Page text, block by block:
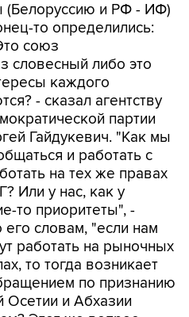
(Белоруссию и РФ - ИФ)
то определились:
союз
словесный либо это
каждого
- сказал агентству
партии
Гайдукевич. "Как мы
и работать с
на тех же правах
Или у нас, как у
то приоритеты", -
его словам, "если нам
работать на рыночных
то тогда возникает
по признанию
и Абхазии